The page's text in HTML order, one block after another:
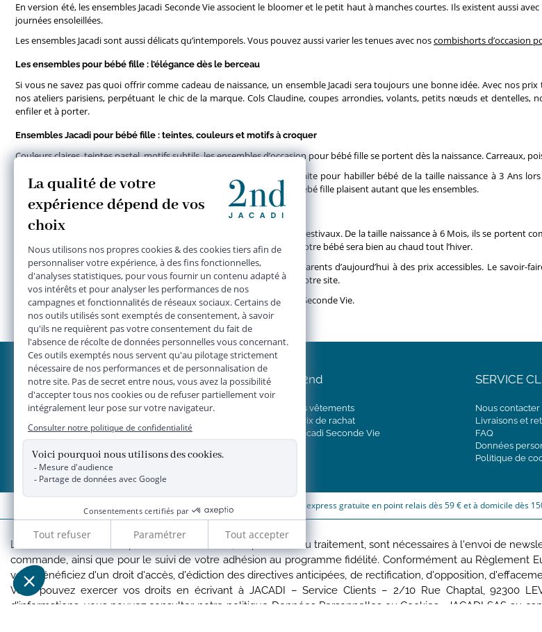
En version été, les ensembles Jacadi Seconde Vie associent le bloomer et le petit haut à manches courtes. Ils existent aussi
journées ensoleillées.
Les ensembles Jacadi sont aussi délicats qu’intemporels. Vous pouvez aussi varier les tenues avec noscombishorts d’occasion
Les ensembles pour bébé fille : l’élégance dès le berceau
Si vous ne savez pas quoi offrir comme cadeau de naissance, un ensemble Jacadi sera toujours une bonne idée. Avec nos
nos ateliers parisiens, perpétuant le chic de la marque. Cols Claudine, coupes arrondies, volants, petits nœuds et dentelles,
enfiler et à porter.
Ensembles Jacadi pour bébé fille : teintes, couleurs et motifs à croquer
Couleurs claires, teintes pastel, motifs subtils, les ensembles d’occasion pour bébé fille se portent dès la naissance. Carreaux,
La poésie se cache dans chaque détail. L’ensemble est la tenue parfaite pour habiller bébé de la taille naissance à 3 Ans
d’occasion pourbébé fille , nos combinaisons et nos salopettes pour bébé fille plaisent autant que les ensembles.
Un ensemble bébé à porter comme un pyjama
Les ensembles pour l’hiver sont tout aussi délicats que les ensembles estivaux. De la taille naissance à 6 Mois, ils se portent
avec grâce pour vous offrir des ensembles intemporels impeccables. Votre bébé sera bien au chaud tout l’hiver.
Chez Jacadi Seconde Vie, nous avons à cœur d’offrir le meilleur aux parents d’aujourd’hui à des prix accessibles. Le
ensembles sont devenus trop petits, n’hésitez pas à les revendre sur notre site.
En attendant, découvrez tous lesvêtements pour bébé fillesur Jacadi Seconde Vie.
JACADI 2nd
Vendre vos vêtements
Grille de prix de rachat
Concept Jacadi Seconde Vie
SERVICE
Nous contacter
Livraisons et
FAQ
Données
Politique de
Livraison express gratuite en point relais dès 59 € et à domicile dès
Les données collectées par la société JACADI, responsable du traitement, sont nécessaires à l'envoi de
commande, ainsi que pour le suivi de votre adhésion au programme fidélité. Conformément au Règlement
vous bénéficiez d'un droit d'accès, d'édiction des directives anticipées, de rectification, d'opposition,
Vous pouvez exercer vos droits en écrivant à JACADI – Service Clients – 2/10 Rue Chaptal, 92300
d'informations, vous pouvez consulter notre politique Données Personnellesou Cookies . JACADI SAS au